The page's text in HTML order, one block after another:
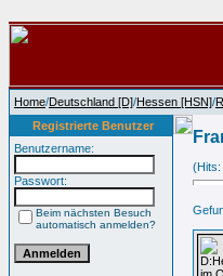
Home/Deutschland [D]/Hessen [HSN]/
Registrierte Benutzer
Benutzername:
Passwort:
Beim nächsten Besuch
automatisch anmelden?
(Hits: